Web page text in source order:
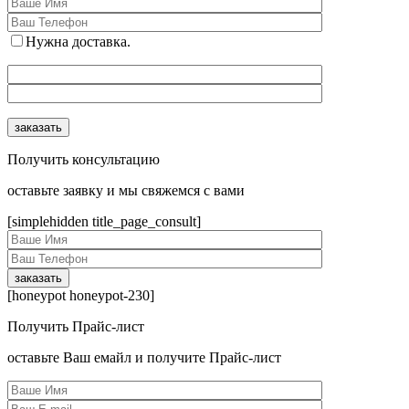
Нужна доставка.
Получить консультацию
оcтавьте заявку и мы свяжемся с вами
[simplehidden title_page_consult]
[honeypot honeypot-230]
Получить Прайс-лист
оcтавьте Ваш емайл и получите Прайс-лист